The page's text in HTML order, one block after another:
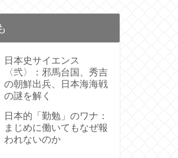
日本史サイエンス
〈弐〉：邪馬台国、秀吉
の朝鮮出兵、日本海海戦
の謎を解く
日本的「勤勉」のワナ：
まじめに働いてもなぜ報
われないのか